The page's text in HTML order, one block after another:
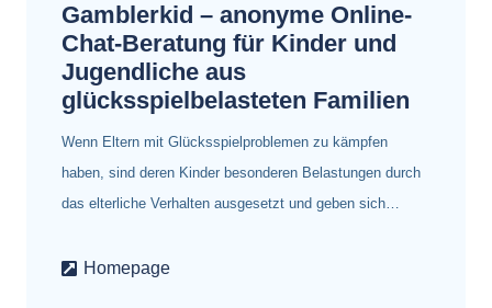
Gamblerkid – anonyme Online-
Chat-Beratung für Kinder und
Jugendliche aus
glücksspielbelasteten Familien
Wenn Eltern mit Glücksspielproblemen zu kämpfen
haben, sind deren Kinder besonderen Belastungen durch
das elterliche Verhalten ausgesetzt und geben sich…
Homepage